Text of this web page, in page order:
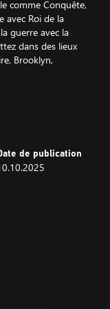
comme Conquête,
avec Roi de la
guerre avec la
dans des lieux
Brooklyn,
le Sahara.
un monde au
un immense bac
de contenu
les limites de
Créez un
les
de publication